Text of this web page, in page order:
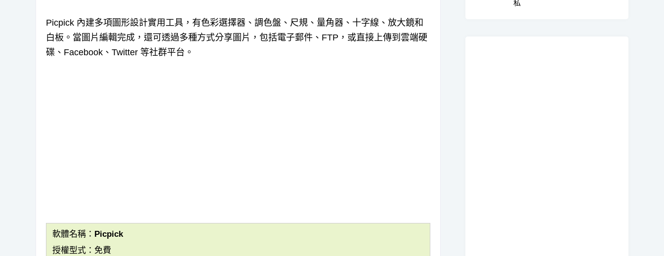
Picpick 內建多項圖形設計實用工具，有色彩選擇器、調色盤、尺規、量角器、十字線、放大鏡和
白板。當圖片編輯完成，還可透過多種方式分享圖片，包括電子郵件、FTP，或直接上傳到雲端硬
碟、Facebook、Twitter 等社群平台。
軟體名稱：Picpick
授權型式：免費
私